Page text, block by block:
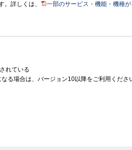
詳しくは、
一部のサービス・機能・機種
れている
る場合は、バージョン10以降をご利用くださ